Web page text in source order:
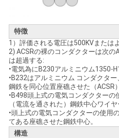
を
要
求
し
な
さ
特徴
1）評価される電圧は500KVまたは
2) ACSRの裸のコンダクターは次
は超過する:
•電気為にB230アルミニウム1350-
•B232はアルミニウム コンダクタ
鋼鉄を同心位置座礁させた（ACSR
•B498頭上式の電気コンダクター
（電流を通された）鋼鉄中心ワイヤ
•頭上式の電気コンダクターの使用
てある座礁させた鋼鉄中心。
構造